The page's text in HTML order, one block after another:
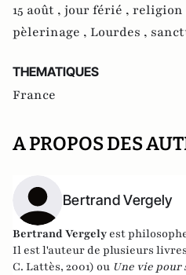
15 août , jour férié , religion
pèlerinage , Lourdes ,
THEMATIQUES
France
A PROPOS DES
Bertrand Vergely
Bertrand Vergely est
Il est l'auteur de plusieurs
C. Lattès, 2001) ou Une vie pour